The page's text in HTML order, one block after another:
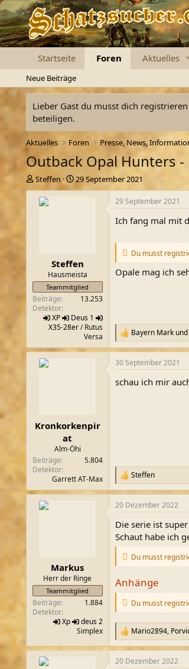
Startseite Foren Aktuelles
Neue Beiträge
Lieber Gast du musst dich
beteiligen.
Aktuelles Foren Presse, News,
Outback Opal Hunters
E
r
Steffen
E
r
a
m
29 September 2021
Steffen
Hausmeista
Teammitglied
Beiträge
13.253
Detektor
XP
Deus 1
X35-28er/ Rutus
Versa
29 September 2021
Ich fang mal mit
Du musst
Opale mag ich
R
e
a
k
i
Bayern Markund
Kronkorkenpir
at
Alm-Öhi
Beiträge
5.804
Detektor
Garrett AT-Max
30 September 2021
schau ich mir
R
e
a
k
i
o
e
Steffen
Markus
Herr der Ringe
Teammitglied
Beiträge
1.884
Detektor
Xp
deus 2
Simplex
20 Dezember 2022
Die serie ist
Schaut habe ich
Du musst
Anhänge
Du musst
R
e
a
k
Mario2894,
20 Dezember 2022